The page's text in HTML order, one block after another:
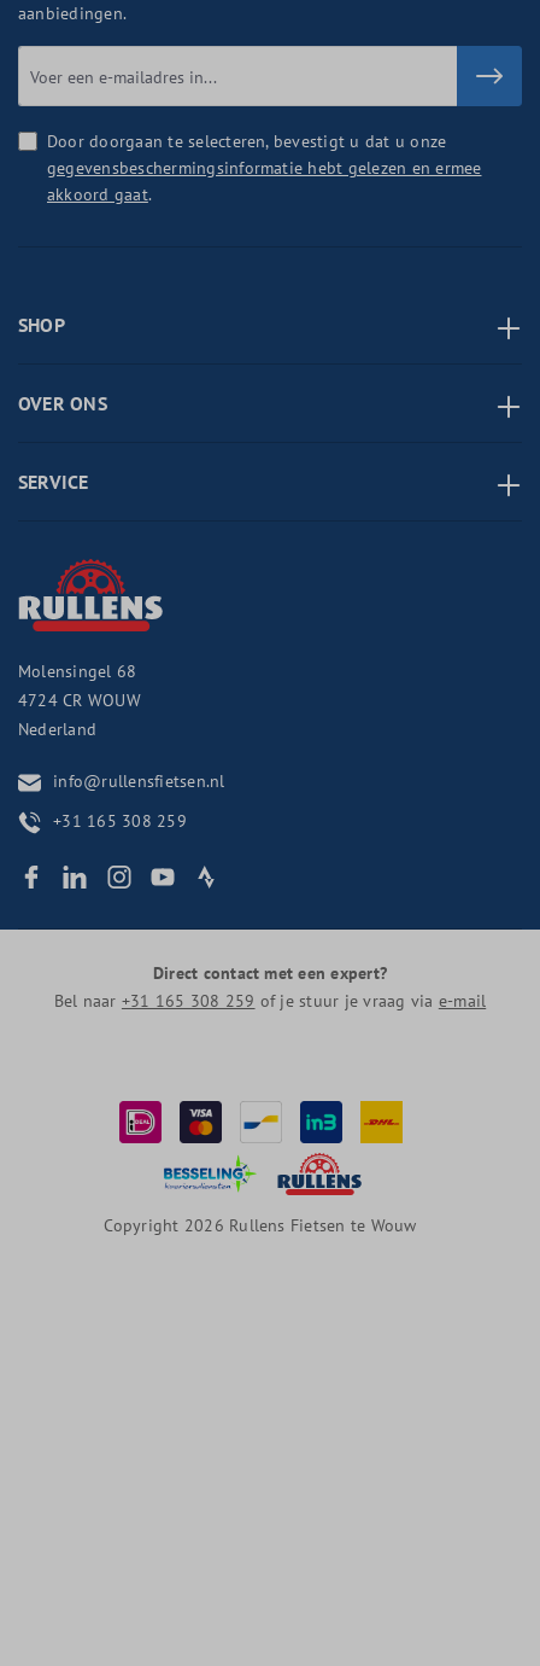
aanbiedingen.
Door doorgaan te selecteren, bevestigt u dat u onze
gegevensbeschermingsinformatie hebt gelezen en ermee
akkoord gaat.
SHOP
OVER ONS
SERVICE
Molensingel 68
4724 CR WOUW
Nederland
info@rullensfietsen.nl
+31 165 308 259
Direct contact met een expert?
Bel naar +31 165 308 259 of je stuur je vraag via e-mail
Copyright 2026 Rullens Fietsen te Wouw